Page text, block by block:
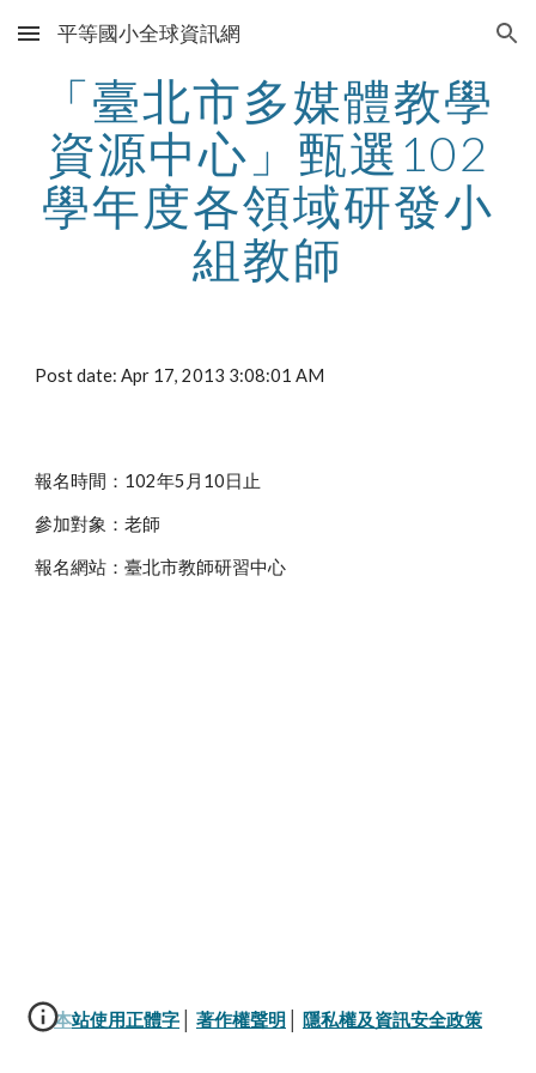
Skip to main content Skip to navigation
平等國小全球資訊網
「臺北市多媒體教學
資源中心」甄選102
學年度各領域研發小
組教師
Post date: Apr 17, 2013 3:08:01 AM
報名時間：102年5月10日止
參加對象：老師
報名網站：臺北市教師研習中心
本站使用正體字 著作權聲明 隱私權及資訊安全政策